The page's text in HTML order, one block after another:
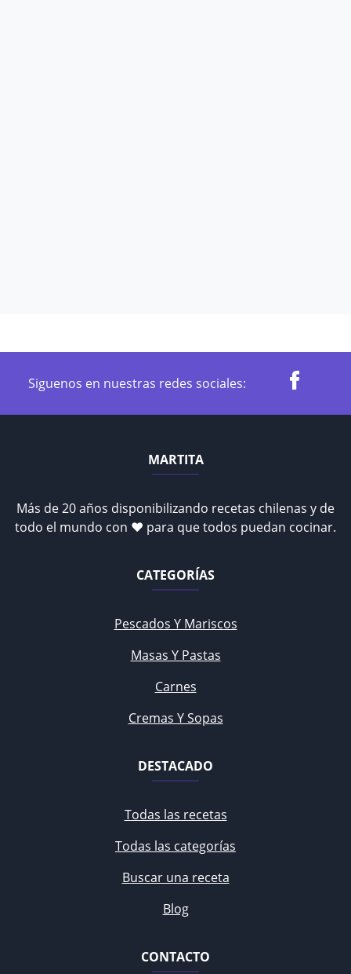
Siguenos en nuestras redes sociales:
MARTITA
Más de 20 años disponibilizando recetas chilenas y de
todo el mundo con ♥ para que todos puedan cocinar.
CATEGORÍAS
Pescados Y Mariscos
Masas Y Pastas
Carnes
Cremas Y Sopas
DESTACADO
Todas las recetas
Todas las categorías
Buscar una receta
Blog
CONTACTO